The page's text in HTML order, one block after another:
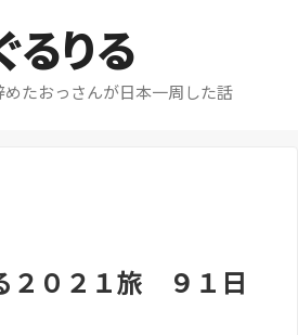
るりる
たおっさんが日本一周した話
２０２１旅 ９１日